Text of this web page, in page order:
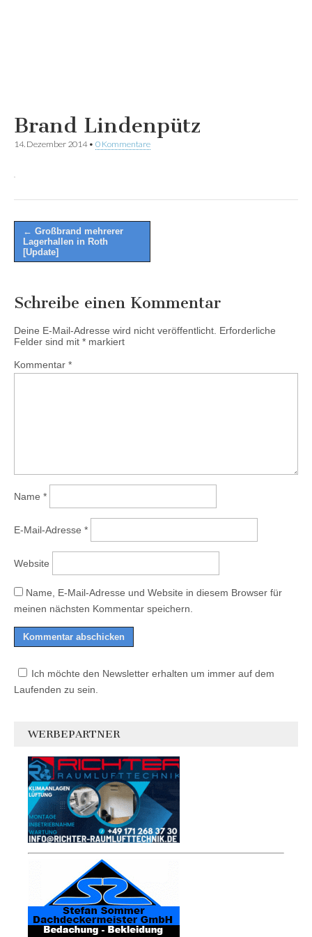
Brand Lindenpütz
14. Dezember 2014• 0 Kommentare
Post
navigation
← Großbrand mehrerer
Lagerhallen in Roth
[Update]
Schreibe einen Kommentar
Deine E-Mail-Adresse wird nicht veröffentlicht. Erforderliche
Felder sind mit * markiert
Kommentar *
Name *
E-Mail-Adresse *
Website
Name, E-Mail-Adresse und Website in diesem Browser für
meinen nächsten Kommentar speichern.
Ich möchte den Newsletter erhalten um immer auf dem
Laufenden zu sein.
WERBEPARTNER